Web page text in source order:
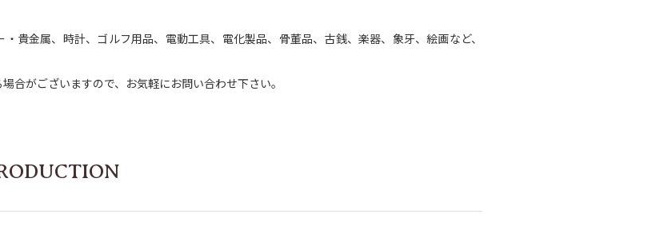
貴金属、時計、ゴルフ用品、電動工具、電化製品、骨董品、古銭、楽器、象牙、絵画など、
合がございますので、お気軽にお問い合わせ下さい。